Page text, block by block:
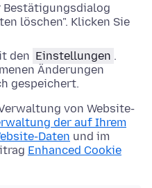
löschen". Klicken Sie
den Einstellungen .
Änderungen
gespeichert.
von Website-
der auf Ihrem
Daten und im
Enhanced Cookie